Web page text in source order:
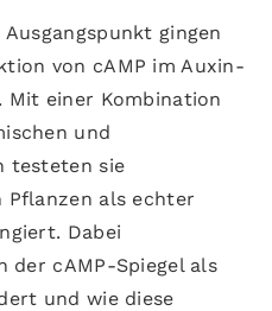
gingen
von cAMP im Auxin-
Mit einer Kombination
und
testeten sie
Pflanzen als echter
Dabei
der cAMP-Spiegel als
und wie diese